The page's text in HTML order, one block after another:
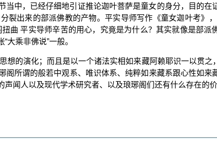
中，已经仔细地引证推论迦叶菩萨是童女的身分，目的在
裂出来的部派佛教的产物。平实导师写作《童女迦叶考》
曲 平实导师辛苦的用心，究竟是为什么？其实就像是部派
大乘非佛说”一般。
想的演化；而且是以一个诸法实相如来藏阿赖耶识一以贯之
所谓的般若中观系、唯识体系、纯粹如来藏系跟心性如来
闻人以及现代学术研究者、以及琅琊阁们还有什么存在的价